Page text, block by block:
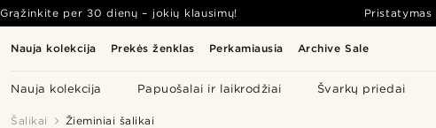
Nauja kolekcija Prekės ženklas Perkamiausia Archive Sale
Nauja kolekcija Papuošalai ir laikrodžiai Švarkų priedai
Grąžinkite per 30 dienų – jokių klausimų! Pristatymas
Šalikai Žieminiai šalikai